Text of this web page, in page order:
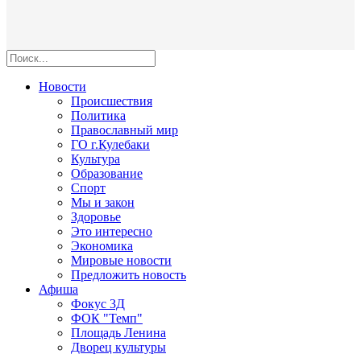
Новости
Происшествия
Политика
Православный мир
ГО г.Кулебаки
Культура
Образование
Спорт
Мы и закон
Здоровье
Это интересно
Экономика
Мировые новости
Предложить новость
Афиша
Фокус 3Д
ФОК "Темп"
Площадь Ленина
Дворец культуры